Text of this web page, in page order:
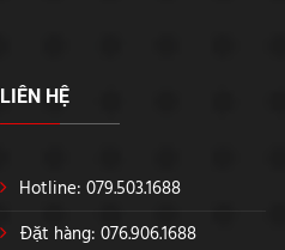
LIÊN HỆ
Hotline: 079.503.1688
Đặt hàng: 076.906.1688